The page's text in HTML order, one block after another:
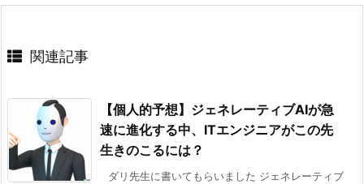
関連記事
【個人的予想】ジェネレーティブAIが急
速に進化する中、ITエンジニアがこの先
生きのこるには？
ダリ先生に書いてもらいました ジェネレーティブ